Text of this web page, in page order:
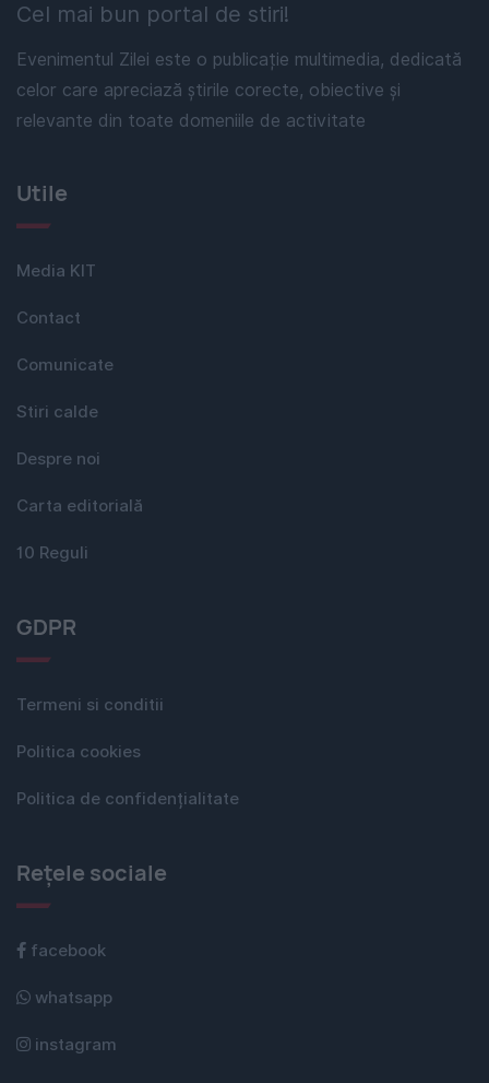
Cel mai bun portal de stiri!
Evenimentul Zilei este o publicație multimedia, dedicată
celor care apreciază știrile corecte, obiective și
relevante din toate domeniile de activitate
Utile
Media KIT
Contact
Comunicate
Stiri calde
Despre noi
Carta editorială
10 Reguli
GDPR
Termeni si conditii
Politica cookies
Politica de confidențialitate
Rețele sociale
facebook
whatsapp
instagram